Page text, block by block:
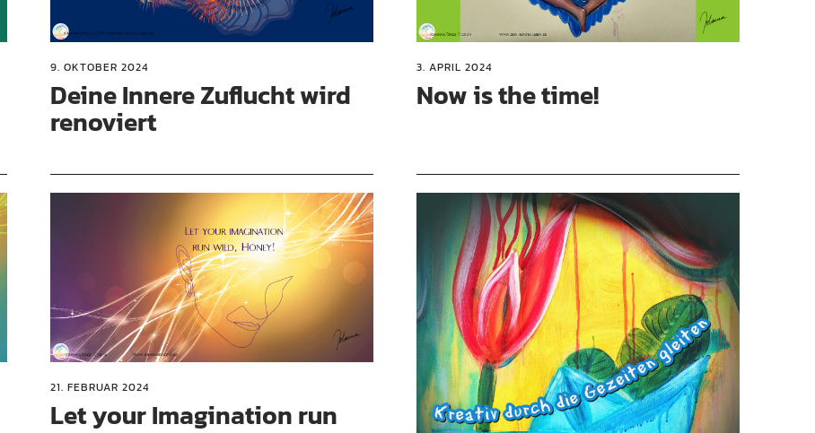
9. OKTOBER 2024
Deine Innere Zuflucht wird
renoviert
3. APRIL 2024
Now is the time!
21. FEBRUAR 2024
Let your Imagination run